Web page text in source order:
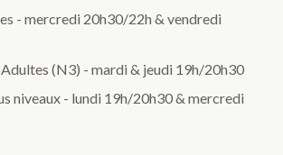
- mercredi 20h30/22h & vendredi
(N3) - mardi & jeudi 19h/20h30
niveaux - lundi 19h/20h30 & mercredi